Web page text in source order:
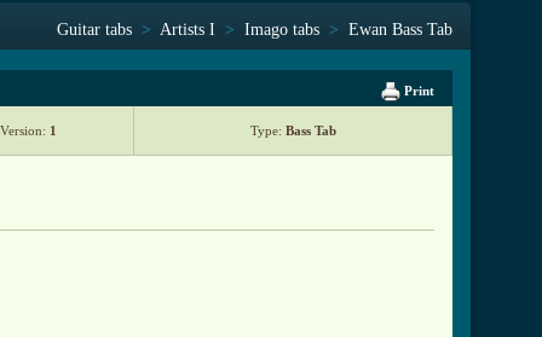
Guitar tabs > Artists I > Imago tabs > Ewan Bass Tab
Print
Version: 1 Type: Bass Tab